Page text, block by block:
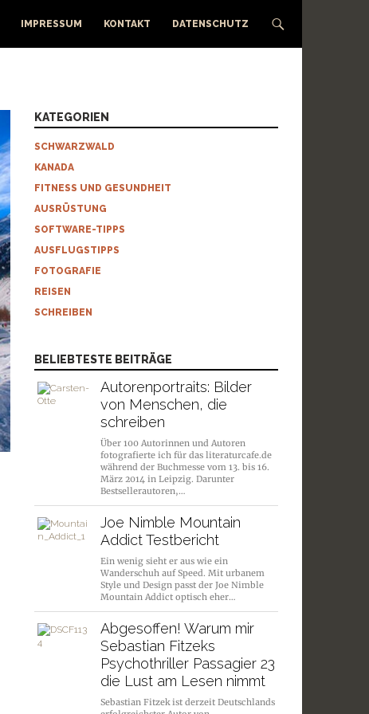
IMPRESSUM KONTAKT DATENSCHUTZ
KATEGORIEN
SCHWARZWALD
KANADA
FITNESS UND GESUNDHEIT
AUSRÜSTUNG
SOFTWARE-TIPPS
AUSFLUGSTIPPS
FOTOGRAFIE
REISEN
SCHREIBEN
BELIEBTESTE BEITRÄGE
Autorenportraits: Bilder
von Menschen, die
schreiben
Über 100 Autorinnen und Autoren
fotografierte ich für das literaturcafe.de
während der Buchmesse vom 13. bis 16.
März 2014 in Leipzig. Darunter
Bestsellerautoren,…
Joe Nimble Mountain
Addict Testbericht
Ein wenig sieht er aus wie ein
Wanderschuh auf Speed. Mit urbanem
Style und Design passt der Joe Nimble
Mountain Addict optisch eher…
Abgesoffen! Warum mir
Sebastian Fitzeks
Psychothriller Passagier 23
die Lust am Lesen nimmt
Sebastian Fitzek ist derzeit Deutschlands